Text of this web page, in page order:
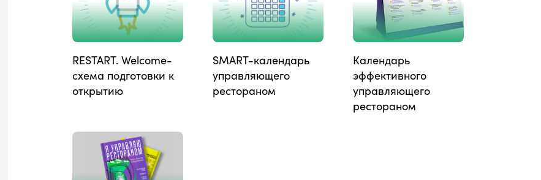
RESTART. Welcome-
схема подготовки к
открытию
SMART-календарь
управляющего
рестораном
Календарь
эффективного
управляющего
рестораном